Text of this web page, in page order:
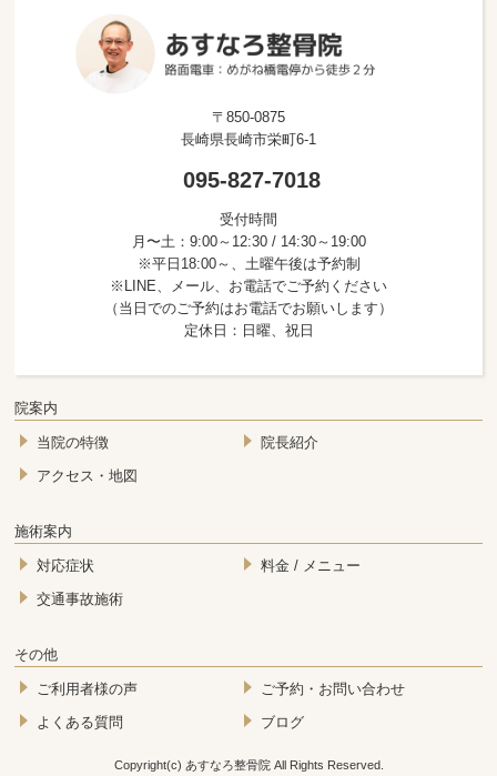
〒850-0875
長崎県長崎市栄町6-1
095-827-7018
受付時間
月〜土：9:00～12:30 / 14:30～19:00
※平日18:00～、土曜午後は予約制
※LINE、メール、お電話でご予約ください
（当日でのご予約はお電話でお願いします）
定休日：日曜、祝日
院案内
当院の特徴
院長紹介
アクセス・地図
施術案内
対応症状
料金 / メニュー
交通事故施術
その他
ご利用者様の声
ご予約・お問い合わせ
よくある質問
ブログ
Copyright(c) あすなろ整骨院 All Rights Reserved.